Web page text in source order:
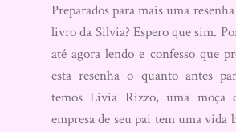
Preparados para mais uma
livro da Silvia? Espero que sim.
até agora lendo e confesso que
esta resenha o quanto antes
temos Livia Rizzo, uma moça
empresa de seu pai tem uma vida